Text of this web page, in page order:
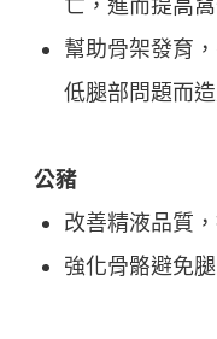
亡，進而提高
幫助骨架發育
低腿部問題而
公豬
改善精液品質
強化骨骼避免